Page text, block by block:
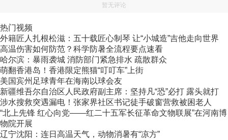
暂无评论
热门视频
外籍匠人扎根松滋：五十载匠心制琴 让“小城造”吉他走向世界
高温伤害如何防范？科学防暑全流程要点速看
哈尔滨：暴雨袭城 消防部门紧急排水 疏散群众
萌翻香港岛！香港限定熊猫“叮叮车”上街
美国宾州足球青年在海南以球会友
新疆维吾尔自治区人民政府副主席：坚持凡“恐”必打 露头就打
涉水搜救突遇漏电！张家界社区书记徒手破窗营救被困老人
“北上先锋 红心向党——红二十五军长征革命文物联展”在河南博
物院开展
辽宁沈阳：连日高温天气，动物消暑有“凉方”